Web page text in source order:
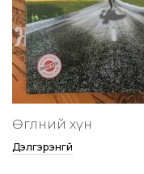
Өглөөний хүн
Дэлгэрэнгүй